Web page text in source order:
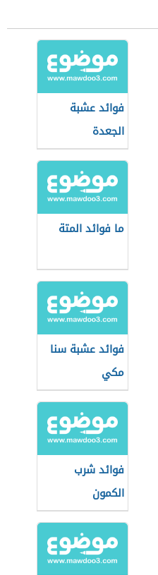
فوائد عشبة
الجعدة
ما فوائد المتة
فوائد عشبة سنا
مكي
فوائد شرب
الكمون